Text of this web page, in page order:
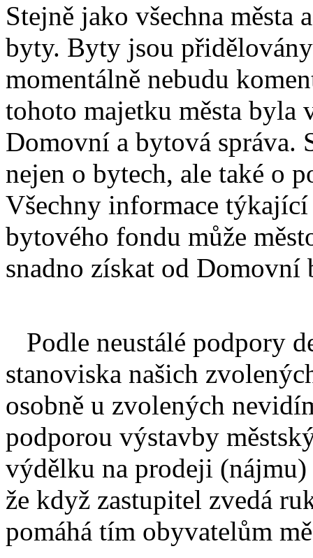
Stejně jako všechna města
byty. Byty jsou
momentálně nebudu
tohoto majetku města byla
Domovní a bytová správa.
nejen o bytech, ale také o
Všechny informace týkající
bytového fondu může
snadno získat od Domovní
Podle neustálé podpory
stanoviska našich
osobně u zvolených
podporou výstavby
výdělku na prodeji
že když zastupitel zvedá
pomáhá tím obyvatelům